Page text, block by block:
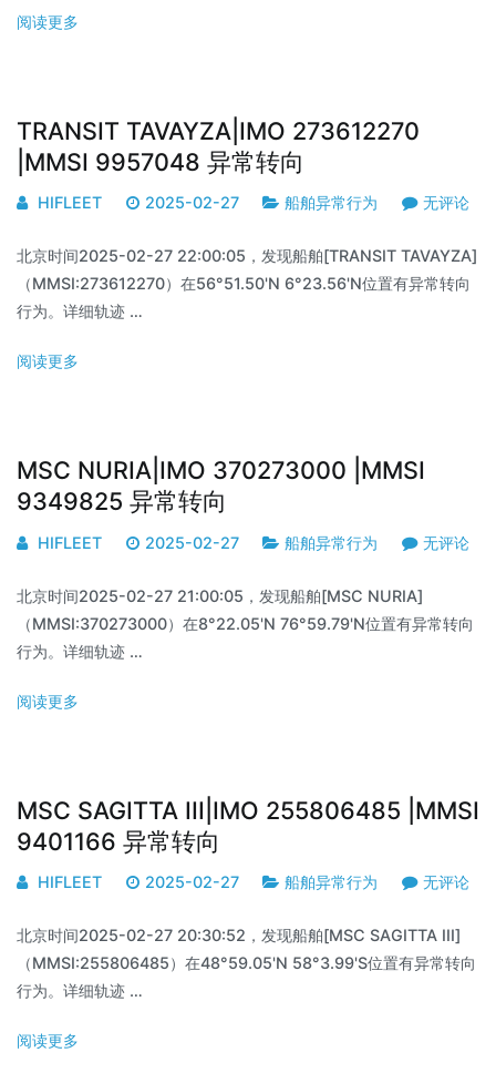
阅读更多
TRANSIT TAVAYZA|IMO 273612270
|MMSI 9957048 异常转向
HIFLEET 2025-02-27 船舶异常行为 无评论
北京时间2025-02-27 22:00:05，发现船舶[TRANSIT TAVAYZA]
（MMSI:273612270）在56°51.50'N 6°23.56'N位置有异常转向
行为。详细轨迹 …
阅读更多
MSC NURIA|IMO 370273000 |MMSI
9349825 异常转向
HIFLEET 2025-02-27 船舶异常行为 无评论
北京时间2025-02-27 21:00:05，发现船舶[MSC NURIA]
（MMSI:370273000）在8°22.05'N 76°59.79'N位置有异常转向
行为。详细轨迹 …
阅读更多
MSC SAGITTA III|IMO 255806485 |MMSI
9401166 异常转向
HIFLEET 2025-02-27 船舶异常行为 无评论
北京时间2025-02-27 20:30:52，发现船舶[MSC SAGITTA III]
（MMSI:255806485）在48°59.05'N 58°3.99'S位置有异常转向
行为。详细轨迹 …
阅读更多